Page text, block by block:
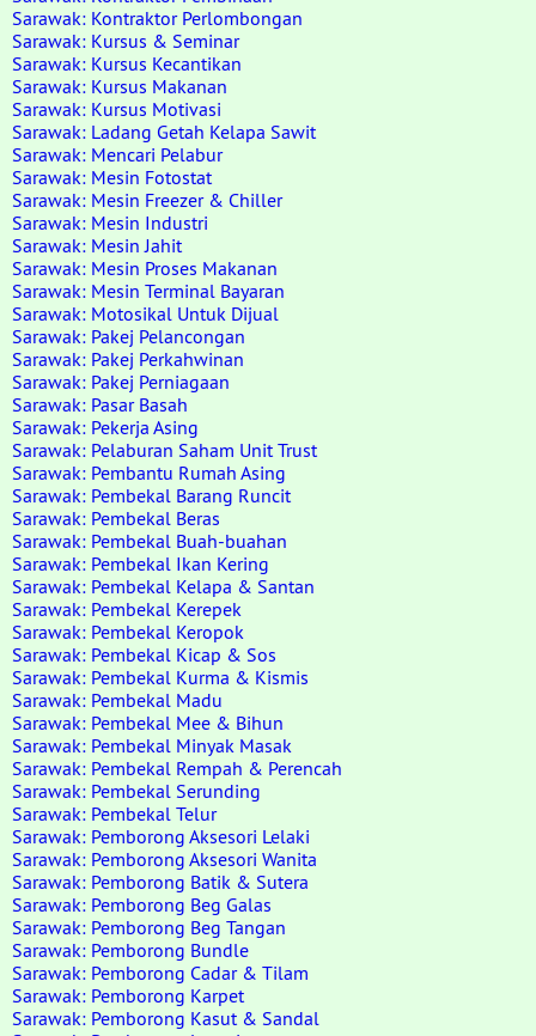
Sarawak: Kontraktor Perlombongan
Sarawak: Kursus & Seminar
Sarawak: Kursus Kecantikan
Sarawak: Kursus Makanan
Sarawak: Kursus Motivasi
Sarawak: Ladang Getah Kelapa Sawit
Sarawak: Mencari Pelabur
Sarawak: Mesin Fotostat
Sarawak: Mesin Freezer & Chiller
Sarawak: Mesin Industri
Sarawak: Mesin Jahit
Sarawak: Mesin Proses Makanan
Sarawak: Mesin Terminal Bayaran
Sarawak: Motosikal Untuk Dijual
Sarawak: Pakej Pelancongan
Sarawak: Pakej Perkahwinan
Sarawak: Pakej Perniagaan
Sarawak: Pasar Basah
Sarawak: Pekerja Asing
Sarawak: Pelaburan Saham Unit Trust
Sarawak: Pembantu Rumah Asing
Sarawak: Pembekal Barang Runcit
Sarawak: Pembekal Beras
Sarawak: Pembekal Buah-buahan
Sarawak: Pembekal Ikan Kering
Sarawak: Pembekal Kelapa & Santan
Sarawak: Pembekal Kerepek
Sarawak: Pembekal Keropok
Sarawak: Pembekal Kicap & Sos
Sarawak: Pembekal Kurma & Kismis
Sarawak: Pembekal Madu
Sarawak: Pembekal Mee & Bihun
Sarawak: Pembekal Minyak Masak
Sarawak: Pembekal Rempah & Perencah
Sarawak: Pembekal Serunding
Sarawak: Pembekal Telur
Sarawak: Pemborong Aksesori Lelaki
Sarawak: Pemborong Aksesori Wanita
Sarawak: Pemborong Batik & Sutera
Sarawak: Pemborong Beg Galas
Sarawak: Pemborong Beg Tangan
Sarawak: Pemborong Bundle
Sarawak: Pemborong Cadar & Tilam
Sarawak: Pemborong Karpet
Sarawak: Pemborong Kasut & Sandal